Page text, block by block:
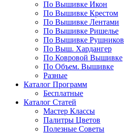
По Вышивке Икон
По Вышивке Крестом
По Вышивке Лентами
По Вышивке Ришелье
По Вышивке Рушников
По Выш. Хардангер
По Ковровой Вышивке
По Объем. Вышивке
Разные
Каталог Программ
Бесплатные
Каталог Статей
Мастер Классы
Палитры Цветов
Полезные Советы